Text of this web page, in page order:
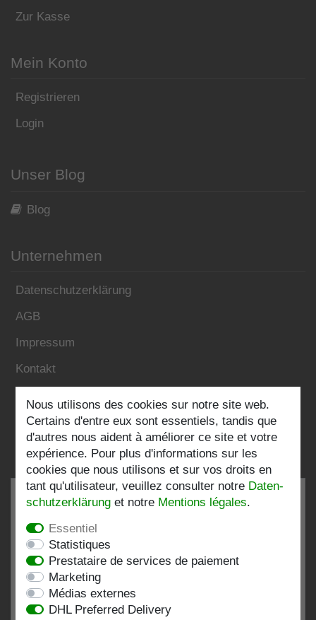
Zur Kasse
Mein Konto
Registrieren
Login
Unser Blog
Blog
Unternehmen
Datenschutzerklärung
AGB
Impressum
Kontakt
Folgen Sie uns:
de 196 Évaluations
chez:shopvote.de, Amazon
Voir le profil d'évaluation sur SHOPVOTE.DE
Nous utilisons des cookies sur notre site web.
Certains d'entre eux sont essentiels, tandis que
d'autres nous aident à améliorer ce site et votre
expérience. Pour plus d'informations sur les
cookies que nous utilisons et sur vos droits en
tant qu'utilisateur, veuillez consulter notre Daten­
schutz­erklärung et notre Mentions légales.
Essentiel
Statistiques
Prestataire de services de paiement
Marketing
Médias externes
DHL Preferred Delivery